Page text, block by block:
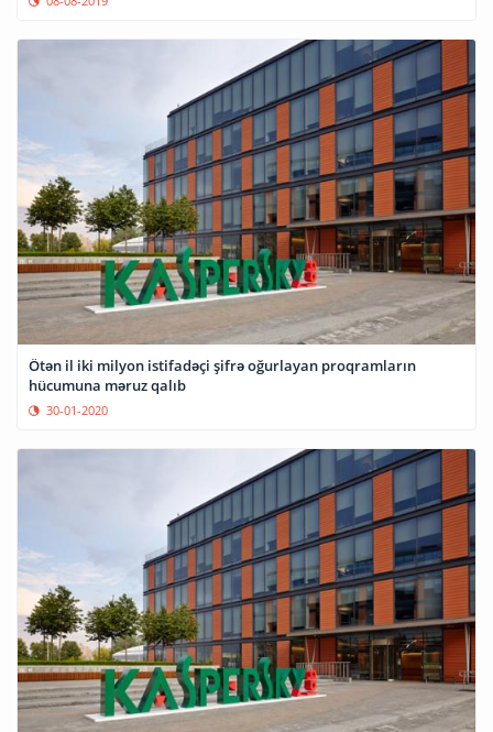
Ötən il iki milyon istifadəçi şifrə oğurlayan proqramların
hücumuna məruz qalıb
30-01-2020